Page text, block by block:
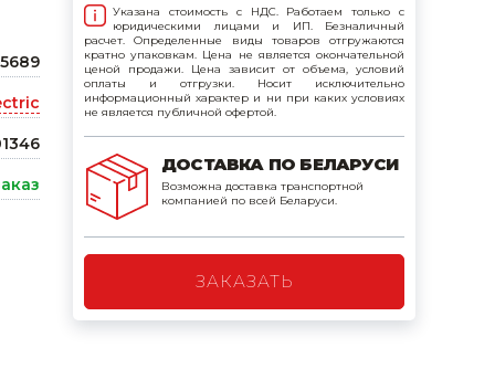
Указана стоимость с НДС. Работаем только с
юридическими лицами и ИП. Безналичный
расчет. Определенные виды товаров отгружаются
кратно упаковкам. Цена не является окончательной
ценой продажи. Цена зависит от объема, условий
оплаты и отгрузки. Носит исключительно
информационный характер и ни при каких условиях
не является публичной офертой.
ДОСТАВКА ПО БЕЛАРУСИ
Возможна доставка транспортной
компанией по всей Беларуси.
ЗАКАЗАТЬ